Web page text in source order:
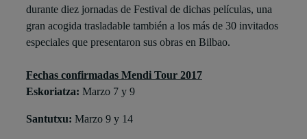
durante diez jornadas de Festival de dichas películas, una
gran acogida trasladable también a los más de 30 invitados
especiales que presentaron sus obras en Bilbao.
Fechas confirmadas Mendi Tour 2017
Eskoriatza: Marzo 7 y 9
Santutxu: Marzo 9 y 14